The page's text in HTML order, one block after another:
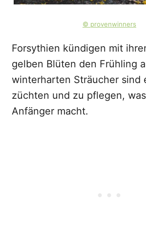
© provenwinners
Forsythien kündigen mit
gelben Blüten den Frühling
winterharten Sträucher sind
züchten und zu pflegen,
Anfänger macht.